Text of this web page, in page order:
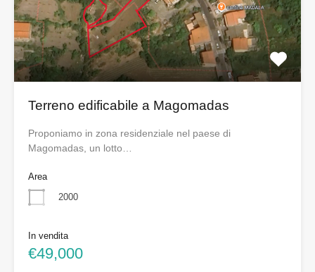
Terreno edificabile a Magomadas
Proponiamo in zona residenziale nel paese di
Magomadas, un lotto…
Area
2000
In vendita
€49,000